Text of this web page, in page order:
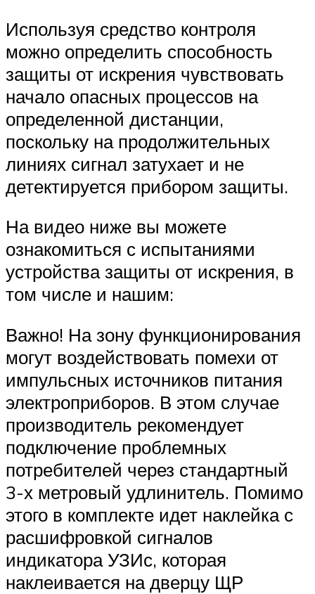
Используя средство контроля
можно определить способность
защиты от искрения чувствовать
начало опасных процессов на
определенной дистанции,
поскольку на продолжительных
линиях сигнал затухает и не
детектируется прибором защиты.
На видео ниже вы можете
ознакомиться с испытаниями
устройства защиты от искрения, в
том числе и нашим:
Важно! На зону функционирования
могут воздействовать помехи от
импульсных источников питания
электроприборов. В этом случае
производитель рекомендует
подключение проблемных
потребителей через стандартный
3-х метровый удлинитель. Помимо
этого в комплекте идет наклейка с
расшифровкой сигналов
индикатора УЗИс, которая
наклеивается на дверцу ЩР